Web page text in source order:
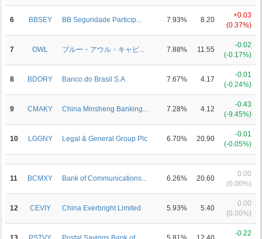
6 BBSEY BB Seguridade Particip... 7.93% 8.20
+0.03
(0.37%)
7 OWL ブルー・アウル・キャピ... 7.88% 11.55
-0.02
(-0.17%)
8 BDORY Banco do Brasil S.A 7.67% 4.17
-0.01
(-0.24%)
9 CMAKY China Minsheng Banking... 7.28% 4.12
-0.43
(-9.45%)
10 LGGNY Legal & General Group Plc 6.70% 20.90
-0.01
(-0.05%)
11 BCMXY Bank of Communications... 6.26% 20.60
0.00
(0.00%)
12 CEVIY China Everbright Limited 5.93% 5.40
0.00
(0.00%)
-0.22